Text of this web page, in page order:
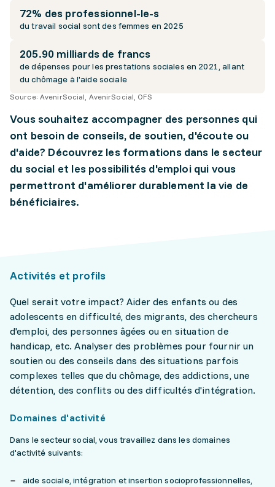
72% des professionnel-le-s
du travail social sont des femmes en 2025
205.90 milliards de francs
de dépenses pour les prestations sociales en 2021, allant
du chômage à l'aide sociale
Source: AvenirSocial, AvenirSocial, OFS
Vous souhaitez accompagner des personnes qui
ont besoin de conseils, de soutien, d'écoute ou
d'aide? Découvrez les formations dans le secteur
du social et les possibilités d'emploi qui vous
permettront d'améliorer durablement la vie de
bénéficiaires.
Activités et profils
Quel serait votre impact? Aider des enfants ou des
adolescents en difficulté, des migrants, des chercheurs
d'emploi, des personnes âgées ou en situation de
handicap, etc. Analyser des problèmes pour fournir un
soutien ou des conseils dans des situations parfois
complexes telles que du chômage, des addictions, une
détention, des conflits ou des difficultés d'intégration.
Domaines d'activité
Dans le secteur social, vous travaillez dans les domaines
d'activité suivants:
aide sociale, intégration et insertion socioprofessionnelles,